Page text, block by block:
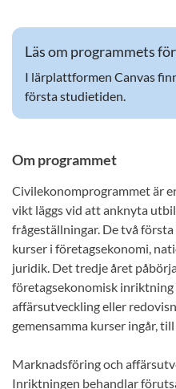
Läs om programmets
I lärplattformen Canvas
första studietiden.
Om programmet
Civilekonomprogrammet är
vikt läggs vid att anknyta
frågeställningar. De två
kurser i företagsekonomi,
juridik. Det tredje året
företagsekonomisk
affärsutveckling eller
gemensamma kurser ingår,
Marknadsföring och
Inriktningen behandlar